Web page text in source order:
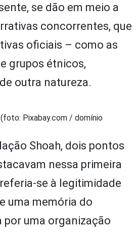
se dão em meio a
concorrentes, que
oficiais – como as
grupos étnicos,
outra natureza.
Pixabay.com / domínio
Shoah, dois pontos
nessa primeira
se à legitimidade
uma memória do
uma organização